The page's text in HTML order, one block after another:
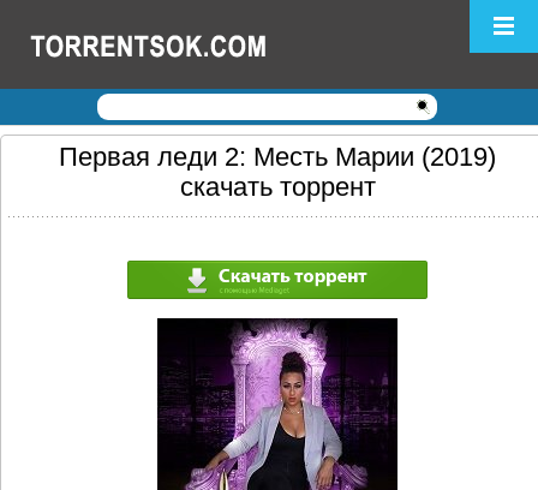
Логин: Пароль:
Забыли пароль?
Первая леди 2: Месть Марии (2019)
скачать торрент